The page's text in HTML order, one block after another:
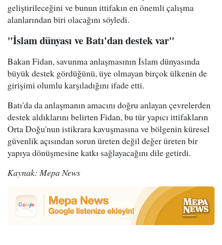
geliştirileceğini ve bunun ittifakın en önemli çalışma
alanlarından biri olacağını söyledi.
"İslam dünyası ve Batı'dan destek var"
Bakan Fidan, savunma anlaşmasının İslam dünyasında
büyük destek gördüğünü, üye olmayan birçok ülkenin de
girişimi olumlu karşıladığını ifade etti.
Batı'da da anlaşmanın amacını doğru anlayan çevrelerden
destek aldıklarını belirten Fidan, bu tür yapıcı ittifakların
Orta Doğu'nun istikrara kavuşmasına ve bölgenin küresel
güvenlik açısından sorun üreten değil değer üreten bir
yapıya dönüşmesine katkı sağlayacağını dile getirdi.
Kaynak: Mepa News